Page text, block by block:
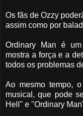
Os fãs de Ozzy
assim como por
Ordinary Man é
mostra a força e a
todos os problemas
Ao mesmo tempo,
musical, que pode
Hell" e "Ordinary